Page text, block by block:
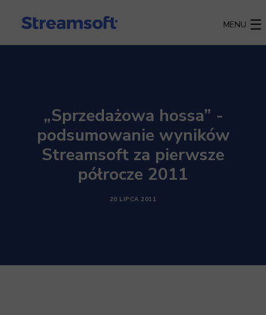
MENU
„Sprzedażowa hossa” -
podsumowanie wyników
Streamsoft za pierwsze
półrocze 2011
20 LIPCA 2011